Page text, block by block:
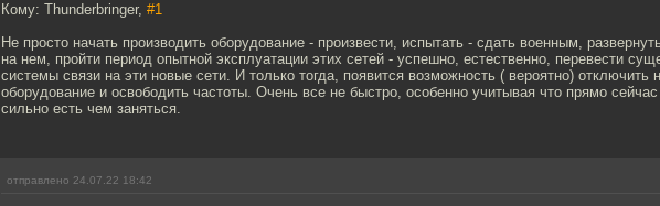
Кому: Thunderbringer, #1
Не просто начать производить оборудование - произвести, испытать - сдать военным,
на нем, пройти период опытной эксплуатации этих сетей - успешно, естественно, перевести
системы связи на эти новые сети. И только тогда, появится возможность ( вероятно) отключить
оборудование и освободить частоты. Очень все не быстро, особенно учитывая что прямо
сильно есть чем заняться.
отправлено 24.07.22 18:42